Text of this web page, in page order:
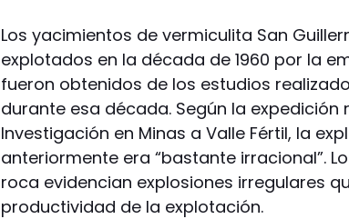
Los yacimientos de vermiculita San
explotados en la década de 1960 por la
fueron obtenidos de los estudios
durante esa década. Según la expedición
Investigación en Minas a Valle Fértil, la
anteriormente era “bastante irracional”.
roca evidencian explosiones irregulares
productividad de la explotación.